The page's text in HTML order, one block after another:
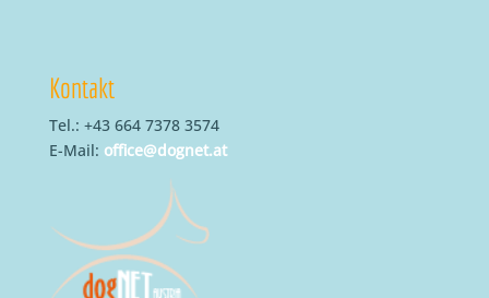
Kontakt
Tel.: +43 664 7378 3574
E-Mail: office@dognet.at